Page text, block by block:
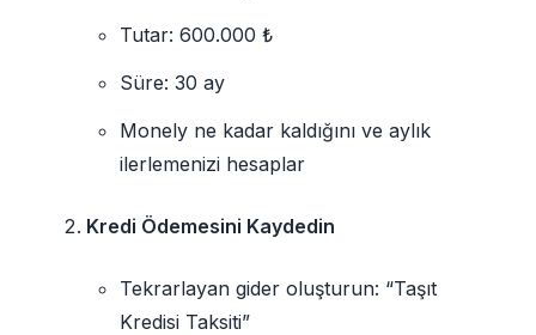
Tutar: 600.000 ₺
Süre: 30 ay
Monely ne kadar kaldığını ve aylık
ilerlemenizi hesaplar
Kredi Ödemesini Kaydedin
Tekrarlayan gider oluşturun: “Taşıt
Kredisi Taksiti”